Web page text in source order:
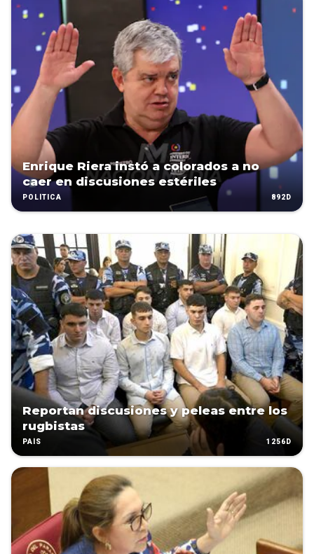
Enrique Riera instó a colorados a no
caer en discusiones estériles
POLÍTICA 892D
Reportan discusiones y peleas entre los
rugbistas
PAÍS 1256D